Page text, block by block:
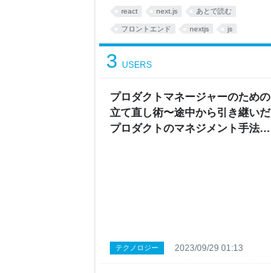
react next.js あとで読む
フロントエンド nextjs js
frontend 開発 cloud
プロダクトマネージャーのための
立て直し術〜途中から引き継いだ
プロダクトのマネジメント手法具
3 USERS
テクノロジー 2023/09/29 01:13